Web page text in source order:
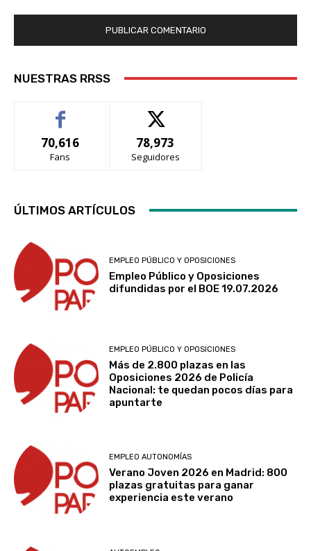
NUESTRAS RRSS
70,616
Fans
78,973
Seguidores
ÚLTIMOS ARTÍCULOS
EMPLEO PÚBLICO Y OPOSICIONES
Empleo Público y Oposiciones
difundidas por el BOE 19.07.2026
EMPLEO PÚBLICO Y OPOSICIONES
Más de 2.800 plazas en las
Oposiciones 2026 de Policía
Nacional: te quedan pocos días para
apuntarte
EMPLEO AUTONOMÍAS
Verano Joven 2026 en Madrid: 800
plazas gratuitas para ganar
experiencia este verano